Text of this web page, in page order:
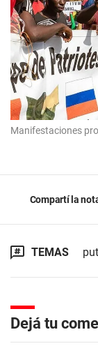
Manifestaciones
Compartí la
TEMAS
Dejá tu